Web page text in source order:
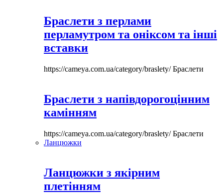
Браслети з перлами
перламутром та оніксом та інші
вставки
https://cameya.com.ua/category/braslety/Браслети
Браслети з напівдорогоцінним
камінням
https://cameya.com.ua/category/braslety/Браслети
Ланцюжки
Ланцюжки з якірним
плетінням